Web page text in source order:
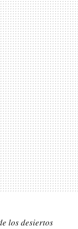
los desiertos